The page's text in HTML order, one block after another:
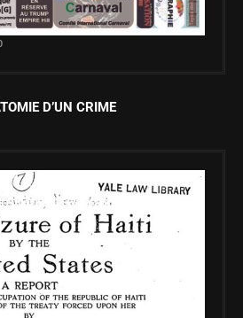
D’UN CRIME